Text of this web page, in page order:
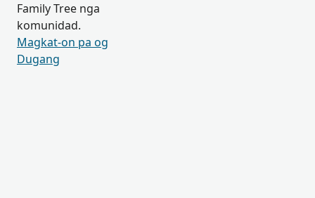
Family Tree nga
komunidad.
Magkat-on pa og
Dugang